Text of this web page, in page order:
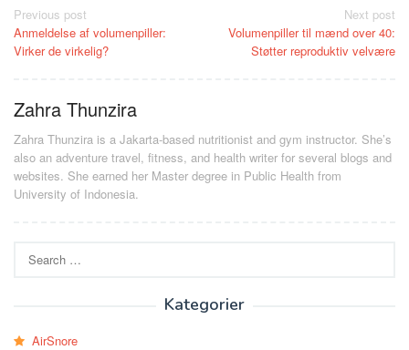
Post
navigation
Previous post
Anmeldelse af volumenpiller:
Virker de virkelig?
Next post
Volumenpiller til mænd over 40:
Støtter reproduktiv velvære
Zahra Thunzira
Zahra Thunzira is a Jakarta-based nutritionist and gym instructor. She’s
also an adventure travel, fitness, and health writer for several blogs and
websites. She earned her Master degree in Public Health from
University of Indonesia.
for:
Kategorier
AirSnore